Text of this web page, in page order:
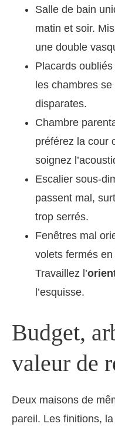
Salle de bain
matin et soir.
une double
Placards
les chambres
disparates.
Chambre
préférez la cour
soignez
Escalier sous-
passent mal,
trop serrés.
Fenêtres mal
volets fermés
Travaillez l’
l’esquisse.
Budget,
valeur de
Deux maisons de
pareil. Les finitions,